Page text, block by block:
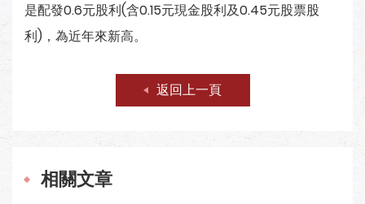
是配發0.6元股利(含0.15元現金股利及0.45元股票股
利)，為近年來新高。
返回上一頁
相關文章